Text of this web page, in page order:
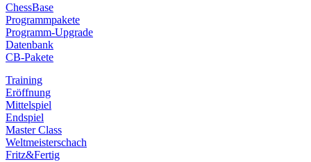
ChessBase
Programmpakete
Programm-Upgrade
Datenbank
CB-Pakete
Training
Eröffnung
Mittelspiel
Endspiel
Master Class
Weltmeisterschach
Fritz&Fertig